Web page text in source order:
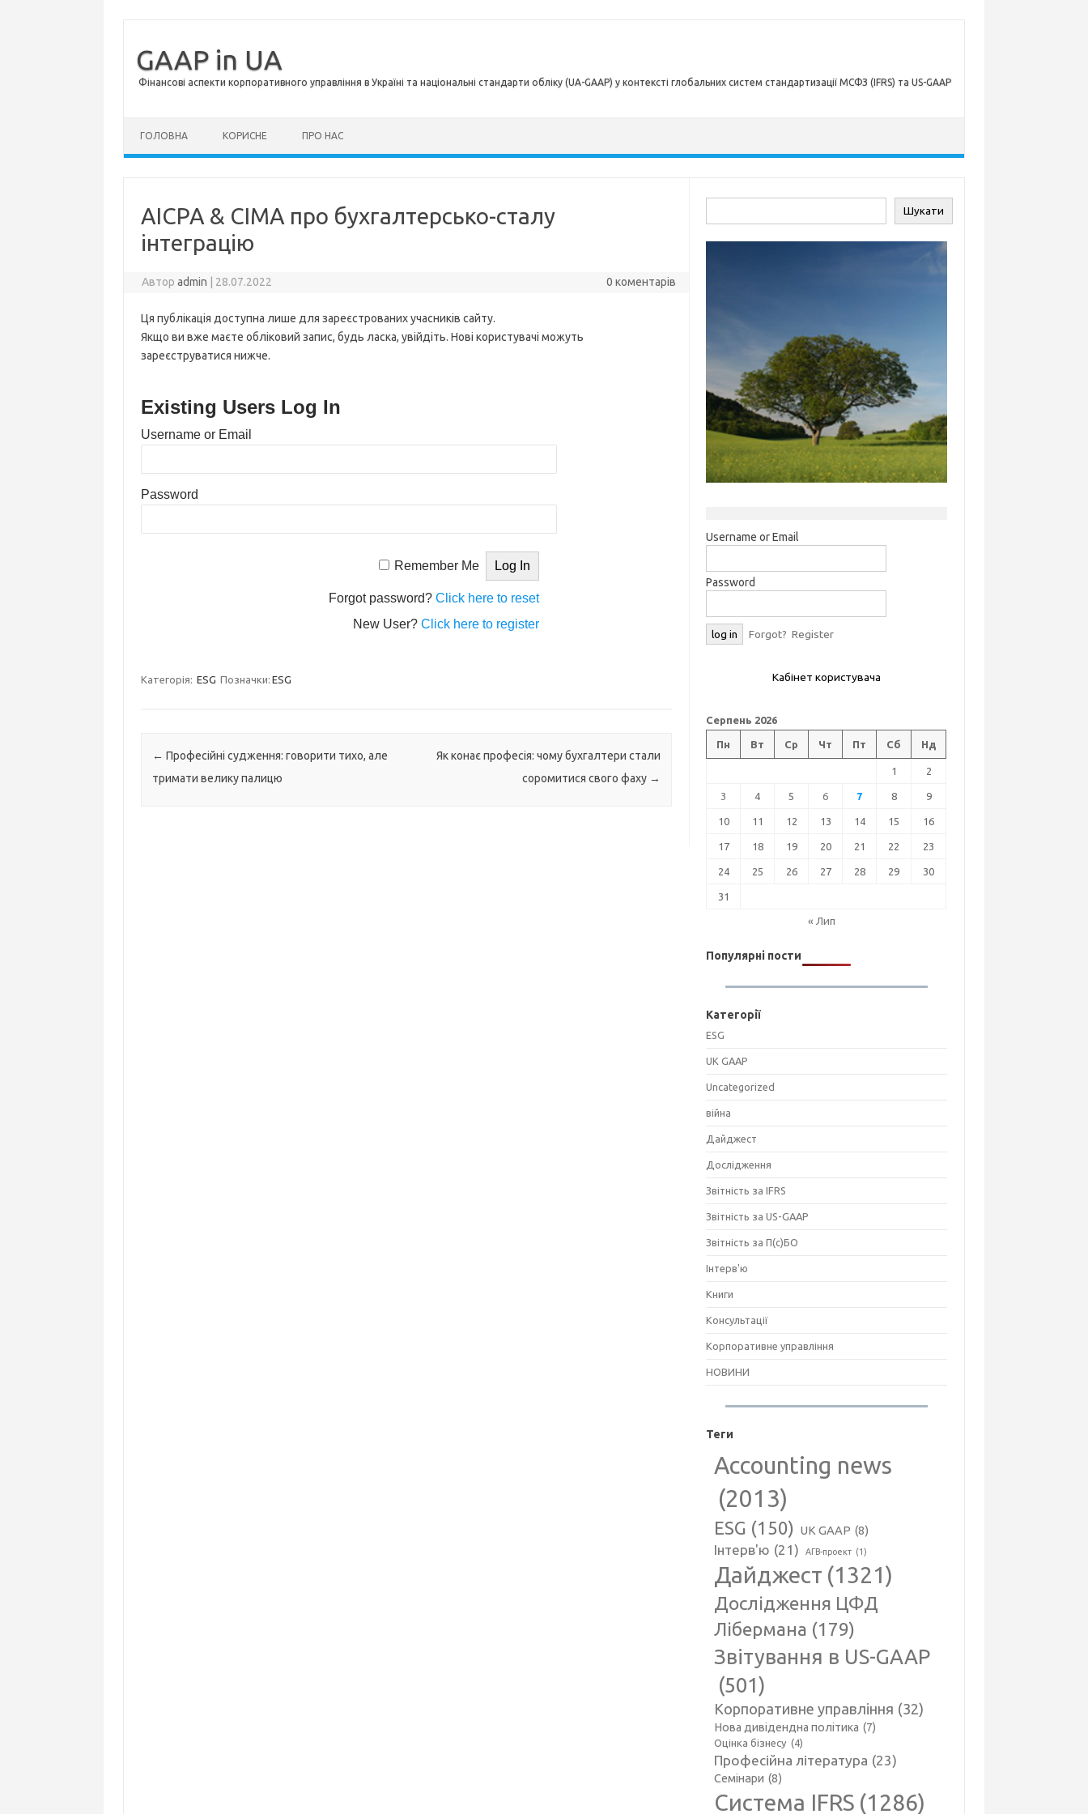
GAAP in UA
Фінансові аспекти корпоративного управління в Україні та національні стандарти обліку (UA-GAAP) у контексті глобальних систем стандартизації МСФЗ (IFRS) та US-GAAP
ГОЛОВНА КОРИСНЕ ПРО НАС
AICPA & CIMA про бухгалтерсько-сталу
інтеграцію
Авторadmin 28.07.2022 0 коментарів
Ця публікація доступна лише для зареєстрованих учасників сайту.
Якщо ви вже маєте обліковий запис, будь ласка, увійдіть. Нові користувачі можуть
зареєструватися нижче.
Existing Users Log In
Username or Email
Password
Remember Me
Forgot password? Click here to reset
New User? Click here to register
Категорія: ESG Позначки: ESG
Навігація по запису
← Професійні судження: говорити тихо, але
тримати велику палицю
Як конає професія: чому бухгалтери стали
соромитися свого фаху →
Шукати
Username or Email
Password
Forgot? Register
Кабінет користувача
Серпень 2026
Пн Вт Ср Чт Пт Сб Нд
1 2
3 4 5 6 7 8 9
10 11 12 13 14 15 16
17 18 19 20 21 22 23
24 25 26 27 28 29 30
31
« Лип
Популярні пости
Категорії
ESG
UK GAAP
Uncategorized
війна
Дайджест
Дослідження
Звітність за IFRS
Звітність за US-GAAP
Звітність за П(с)БО
Інтерв'ю
Книги
Консультації
Корпоративне управління
НОВИНИ
Теги
Accounting news
(2013)
ESG (150) UK GAAP (8)
Інтерв'ю (21) АГВ-проект (1)
Дайджест (1321)
Дослідження ЦФД
Лібермана (179)
Звітування в US-GAAP
(501)
Корпоративне управління (32)
Нова дивідендна політика (7)
Оцінка бізнесу (4)
Професійна література (23)
Семінари (8)
Система IFRS (1286)